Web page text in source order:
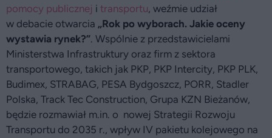
pomocy publicznej i transportu, weźmie udział
w debacie otwarcia „Rok po wyborach. Jakie oceny
wystawia rynek?”. Wspólnie z przedstawicielami
Ministerstwa Infrastruktury oraz firm z sektora
transportowego, takich jak PKP, PKP Intercity, PKP PLK,
Budimex, STRABAG, PESA Bydgoszcz, PORR, Stadler
Polska, Track Tec Construction, Grupa KZN Bieżanów,
będzie rozmawiał m.in. o nowej Strategii Rozwoju
Transportu do 2035 r., wpływ IV pakietu kolejowego na